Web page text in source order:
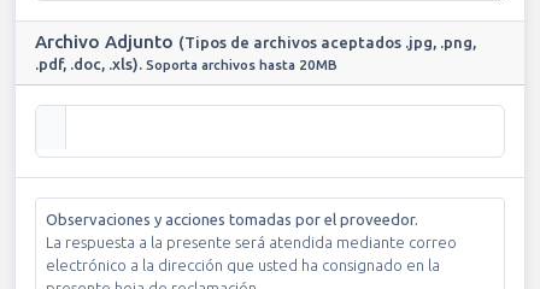
Archivo Adjunto (Tipos de archivos aceptados .jpg, .png,
.pdf, .doc, .xls). Soporta archivos hasta 20MB
Observaciones y acciones tomadas por el proveedor.
La respuesta a la presente será atendida mediante correo
electrónico a la dirección que usted ha consignado en la